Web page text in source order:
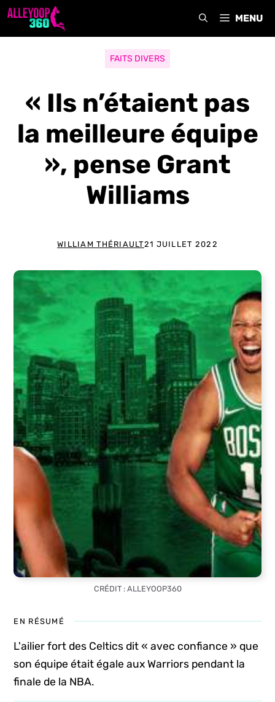
Aller
MENU
FAITS DIVERS
« Ils n’étaient pas
la meilleure équipe
», pense Grant
Williams
WILLIAM THÉRIAULT21 JUILLET 2022
CRÉDIT : ALLEYOOP360
EN RÉSUMÉ
L'ailier fort des Celtics dit « avec confiance » que
son équipe était égale aux Warriors pendant la
finale de la NBA.